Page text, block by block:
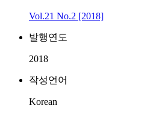
Vol.21 No.2 [2018]
발행연도
2018
작성언어
Korean